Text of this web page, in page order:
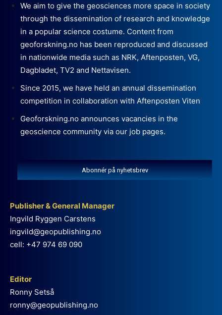
We aim to give the geosciences more space in society
through the dissemination of research and knowledge
in a popular science costume. Content from
geoforskning.no has been reproduced and discussed
in nationwide media such as NRK, Aftenposten, VG,
Dagbladet, TV2 and Nettavisen.
Since 2015, we have held an annual dissemination
competition in collaboration with Aftenposten Viten
Geoforskning.no announces vacancies in the
geoscience community via our job pages.
Abonnér på nyhetsbrev
Publisher & General Manager
Ingvild Ryggen Carstens
ingvild@geopublishing.no
cell: +47 974 69 090
Editor
Ronny Setså
ronny@geopublishing.no